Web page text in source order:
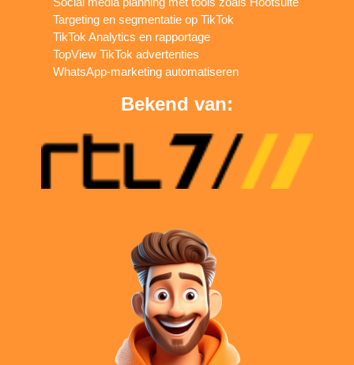
Targeting en segmentatie op TikTok
TikTok Analytics en rapportage
TopView TikTok advertenties
WhatsApp-marketing automatiseren
Bekend van: